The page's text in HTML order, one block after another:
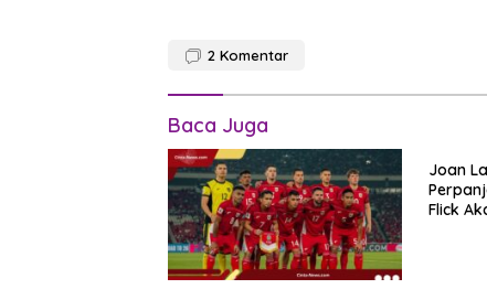
2 Komentar
Baca Juga
Joan
Flick